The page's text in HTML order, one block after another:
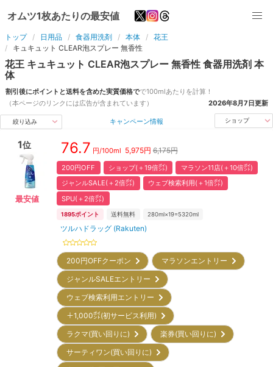
オムツ1枚あたりの最安値
トップ 日用品 食器用洗剤 本体
花王
キュキュット CLEAR泡スプレー 無香性
花王 キュキュット CLEAR泡スプレー 無香性 食器用洗剤 本
体
割引後にポイントと送料を含めた実質価格でで100mlあたりを計算！
（本ページのリンクには広告が含まれています）
2026年8月7日更新
絞り込み キャンペーン情報 ショップ
1位
最安値
76.7 円/100ml 5,975円 6,175円
200円OFF ショップ(＋19倍㌽)
マラソン11店(＋10倍㌽)
ジャンルSALE(＋2倍㌽)
ウェブ検索利用(＋1倍㌽)
SPU(＋2倍㌽)
1895ポイント 送料無料 280ml×19=5320ml
ツルハドラッグ (Rakuten)
200円OFFクーポン
マラソンエントリー
ジャンルSALEエントリー
ウェブ検索利用エントリー
＋1,000㌽(初サービス利用)
ラクマ(買い回りに)
楽券(買い回りに)
サーティワン(買い回りに)